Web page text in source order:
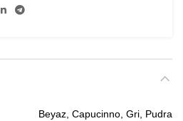
Beyaz, Capucinno, Gri, Pudra